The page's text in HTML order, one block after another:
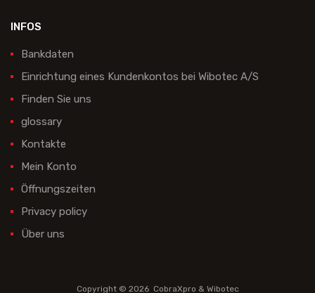
INFOS
Bankdaten
Einrichtung eines Kundenkontos bei Wibotec A/S
Finden Sie uns
glossary
Kontakte
Mein Konto
Öffnungszeiten
Privacy policy
Über uns
Copyright © 2026 CobraXpro & Wibotec